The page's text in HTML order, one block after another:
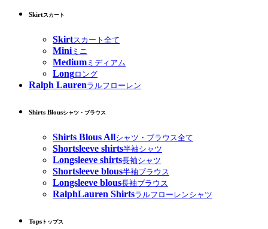
Skirtスカート
Skirtスカート全て
Miniミニ
Medium ミディアム
Longロング
Ralph Laurenラルフローレン
Shirts Blousシャツ・ブラウス
Shirts Blous Allシャツ・ブラウス全て
Shortsleeve shirts半袖シャツ
Longsleeve shirts長袖シャツ
Shortsleeve blous半袖ブラウス
Longsleeve blous長袖ブラウス
RalphLauren Shirtsラルフローレンシャツ
Tops トップス